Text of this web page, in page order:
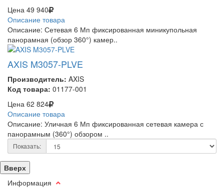
Цена 49 940
Описание товара
Описание: Сетевая 6 Мп фиксированная миникупольная
панорамная (обзор 360°) камер..
AXIS M3057-PLVE
Производитель: AXIS
Код товара: 01177-001
Цена 62 824
Описание товара
Описание: Уличная 6 Мп фиксированная сетевая камера с
панорамным (360°) обзором ..
Показать:
Вверх
Информация